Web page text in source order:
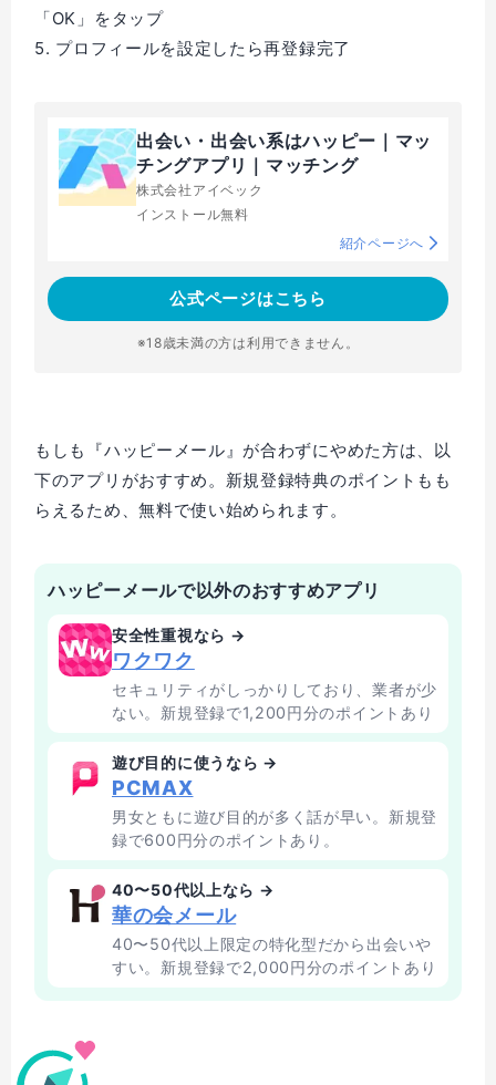
「OK」をタップ
5. プロフィールを設定したら再登録完了
出会い・出会い系はハッピー｜マッ
チングアプリ｜マッチング
株式会社アイベック
インストール無料
紹介ページへ
公式ページはこちら
※18歳未満の方は利用できません。
もしも『ハッピーメール』が合わずにやめた方は、以
下のアプリがおすすめ。新規登録特典のポイントもも
らえるため、無料で使い始められます。
ハッピーメールで以外のおすすめアプリ
安全性重視なら →
ワクワク
セキュリティがしっかりしており、業者が少
ない。新規登録で1,200円分のポイントあり
遊び目的に使うなら →
PCMAX
男女ともに遊び目的が多く話が早い。新規登
録で600円分のポイントあり。
40〜50代以上なら →
華の会メール
40〜50代以上限定の特化型だから出会いや
すい。新規登録で2,000円分のポイントあり